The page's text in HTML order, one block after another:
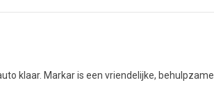
klaar. Markar is een vriendelijke, behulpzame